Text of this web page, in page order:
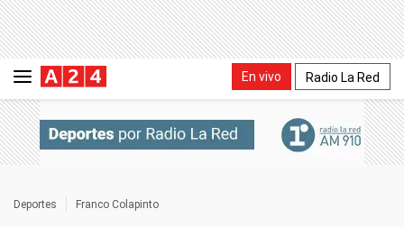
En vivo Radio La Red
Deportes Franco Colapinto